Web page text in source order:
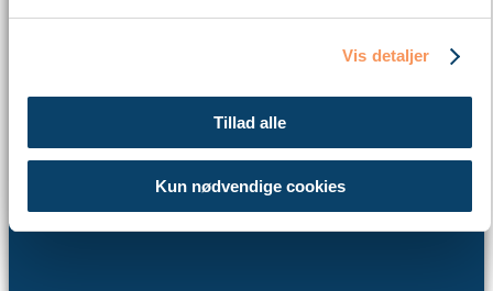
Vis detaljer
Tillad alle
Kun nødvendige cookies